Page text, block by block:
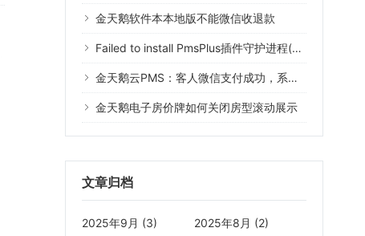
金天鹅软件本本地版不能微信收退款
Failed to install PmsPlus插件守护进程(Error 1073)什么意思？
金天鹅云PMS：客人微信支付成功，系统没有记录
金天鹅电子房价牌如何关闭房型滚动展示
文章归档
2025年9月 (3) 2025年8月 (2)